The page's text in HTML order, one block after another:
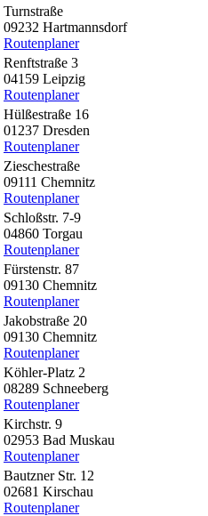
Turnstraße
09232 Hartmannsdorf
Routenplaner
Renftstraße 3
04159 Leipzig
Routenplaner
Hülßestraße 16
01237 Dresden
Routenplaner
Zieschestraße
09111 Chemnitz
Routenplaner
Schloßstr. 7-9
04860 Torgau
Routenplaner
Fürstenstr. 87
09130 Chemnitz
Routenplaner
Jakobstraße 20
09130 Chemnitz
Routenplaner
Köhler-Platz 2
08289 Schneeberg
Routenplaner
Kirchstr. 9
02953 Bad Muskau
Routenplaner
Bautzner Str. 12
02681 Kirschau
Routenplaner